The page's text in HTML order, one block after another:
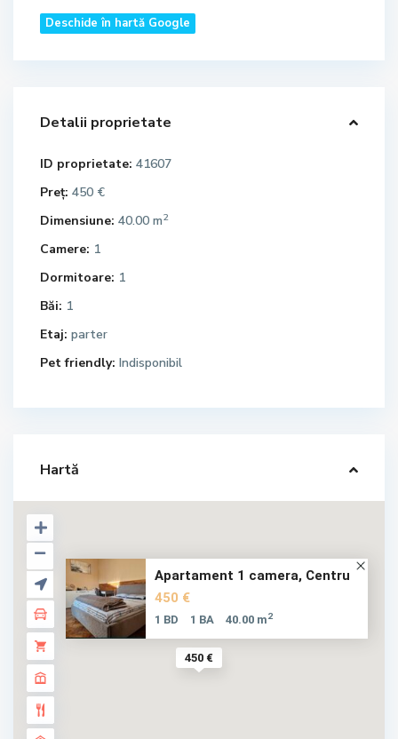
Deschide în hartă Google
Detalii proprietate
ID proprietate: 41607
Preț: 450 €
Dimensiune: 40.00 m2
Camere: 1
Dormitoare: 1
Băi: 1
Etaj: parter
Pet friendly: Indisponibil
Hartă
450 €
Apartament 1 camera, Centru
450 €
1 BD 1 BA 40.00 m2